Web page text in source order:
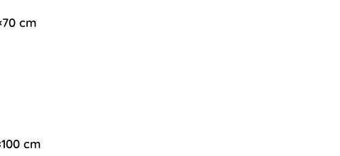
cm
cm